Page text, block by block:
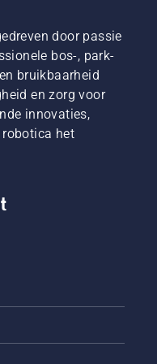
de
af te
tappen,
beide
in
te
door passie
bos-, park-
bruikbaarheid
en zorg voor
innovaties,
het